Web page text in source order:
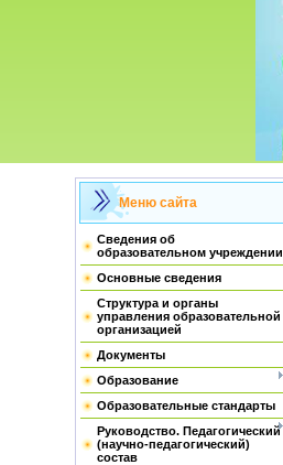
Меню сайта
Сведения об
образовательном учреждении
Основные сведения
Структура и органы
управления образовательной
организацией
Документы
Образование
Образовательные стандарты
Руководство. Педагогический
(научно-педагогический)
состав